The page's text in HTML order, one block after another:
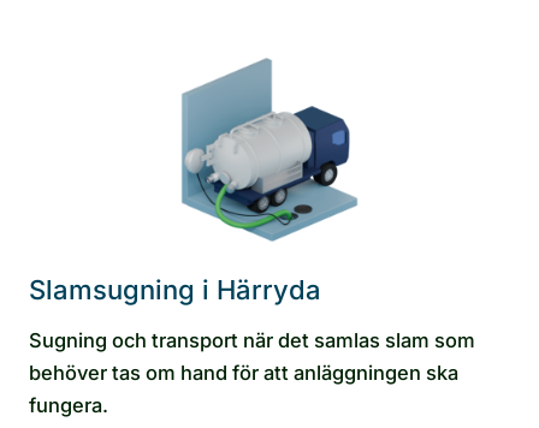
Slamsugning i Härryda
Sugning och transport när det samlas slam som
behöver tas om hand för att anläggningen ska
fungera.